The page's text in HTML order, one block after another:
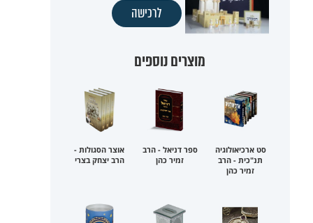
לרכישה
מוצרים נוספים
סט ארכיאולוגיה
תנ"כית - הרב
זמיר כהן
ספר דניאל - הרב
זמיר כהן
אוצר הסגולות -
הרב יצחק בצרי